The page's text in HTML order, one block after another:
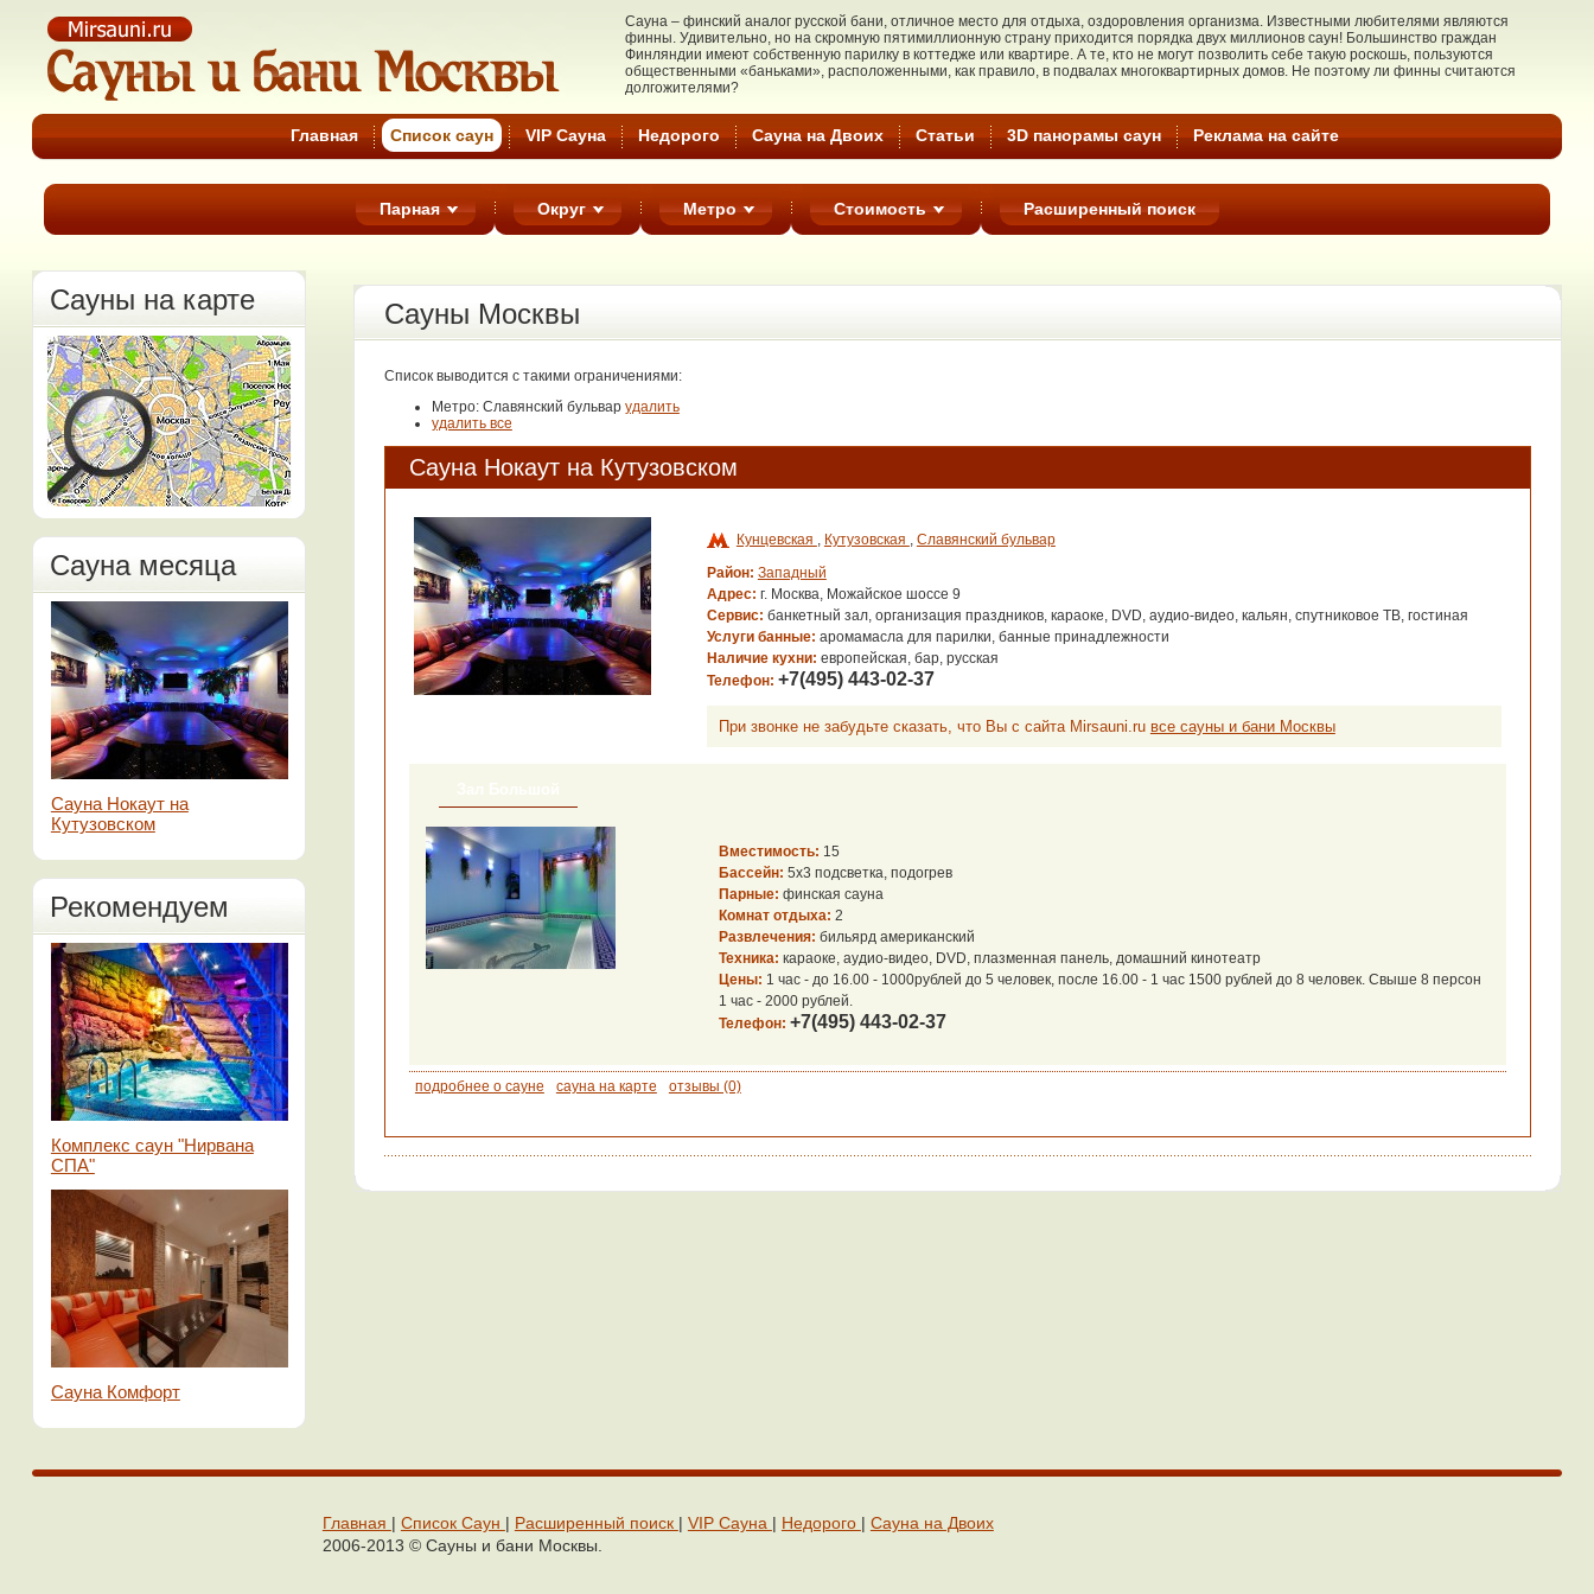
Cауны Москвы
Cауна – финский аналог русской бани, отличное место для отдыха, оздоровления организма. Известными любителями являются
финны. Удивительно, но на скромную пятимиллионную страну приходится порядка двух миллионов cаун! Большинство граждан
Финляндии имеют собственную парилку в коттедже или квартире. А те, кто не могут позволить себе такую роскошь, пользуются
общественными «баньками», расположенными, как правило, в подвалах многоквартирных домов. Не поэтому ли финны считаются
долгожителями?
Главная Список cаун VIP Сауна Недорого Cауна на Двоих Статьи 3D панорамы саун Реклама на cайте
Парная Округ Метро Стоимость Расширенный поиск
Сауны на карте
Сауна месяца
Сауна Нокаут на
Кутузовском
Рекомендуем
Комплекс саун "Нирвана
СПА"
Сауна Комфорт
Сауны Москвы
Список выводится с такими ограничениями:
Метро: Славянский бульвар удалить
удалить все
Сауна Нокаут на Кутузовском
Кунцевская , Кутузовская , Славянский бульвар
Район: Западный
Адрес: г. Москва, Можайское шоссе 9
Сервис: банкетный зал, организация праздников, караоке, DVD, аудио-видео, кальян, спутниковое ТВ, гостиная
Услуги банные: аромамасла для парилки, банные принадлежности
Наличие кухни: европейская, бар, русская
Телефон: +7(495) 443-02-37
При звонке не забудьте сказать, что Вы с сайта Mirsauni.ru все сауны и бани Москвы
Вместимость: 15
Бассейн: 5x3 подсветка, подогрев
Парные: финская сауна
Комнат отдыха: 2
Развлечения: бильярд американский
Техника: караоке, аудио-видео, DVD, плазменная панель, домашний кинотеатр
Цены: 1 час - до 16.00 - 1000рублей до 5 человек, после 16.00 - 1 час 1500 рублей до 8 человек. Свыше 8 персон
1 час - 2000 рублей.
Телефон: +7(495) 443-02-37
подробнее о сауне сауна на карте отзывы (0)
Главная | Cписок Cаун | Расширенный поиск | VIP Сaунa | Недорого | Cауна на Двоих
2006-2013 © Сaуны и бaни Москвы.